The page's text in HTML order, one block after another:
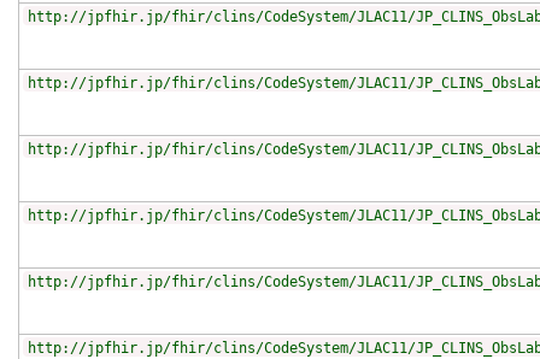
http://jpfhir.jp/fhir/clins/CodeSystem/JLAC11/
http://jpfhir.jp/fhir/clins/CodeSystem/JLAC11/
http://jpfhir.jp/fhir/clins/CodeSystem/JLAC11/
http://jpfhir.jp/fhir/clins/CodeSystem/JLAC11/
http://jpfhir.jp/fhir/clins/CodeSystem/JLAC11/
http://jpfhir.jp/fhir/clins/CodeSystem/JLAC11/